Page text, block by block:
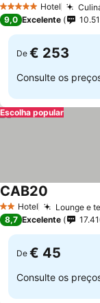
5 Estrelas Hotel
9,0 Excelente
De € 253
Consulte os
Escolha popular
2 Estrelas
Hotel Lounge e
CAB20
8,7 Excelente
De € 45
Consulte os